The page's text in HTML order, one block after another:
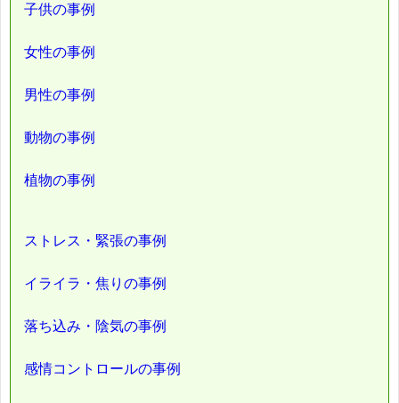
子供の事例
女性の事例
男性の事例
動物の事例
植物の事例
ストレス・緊張の事例
イライラ・焦りの事例
落ち込み・陰気の事例
感情コントロールの事例